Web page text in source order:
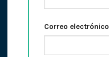
Correo electrónico